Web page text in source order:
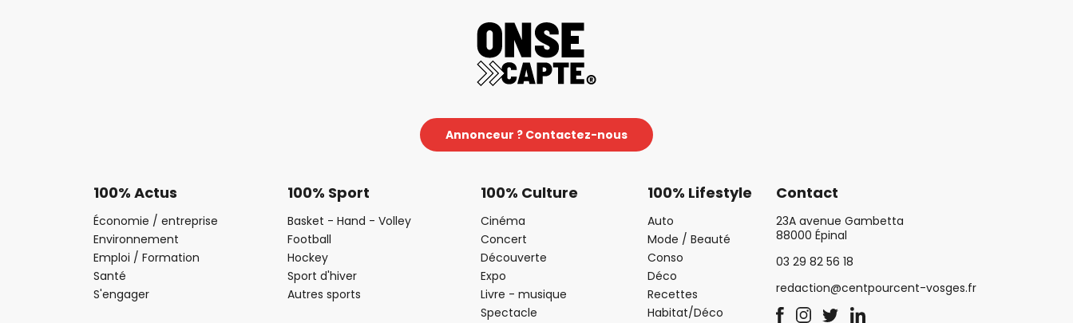
Annonceur ? Contactez-nous
100% Actus
Économie / entreprise
Environnement
Emploi / Formation
Santé
S'engager
100% Sport
Basket - Hand - Volley
Football
Hockey
Sport d'hiver
Autres sports
100% Culture
Cinéma
Concert
Découverte
Expo
Livre - musique
Spectacle
100% Lifestyle
Auto
Mode / Beauté
Conso
Déco
Recettes
Habitat/Déco
Contact
23A avenue Gambetta
88000 Épinal
03 29 82 56 18
redaction@centpourcent-vosges.fr